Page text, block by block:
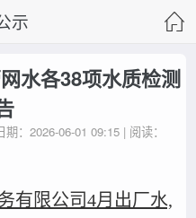
示
水各38项水质检测
：2026-06-01 09:15 | 阅读：
有限公司4月出厂水,